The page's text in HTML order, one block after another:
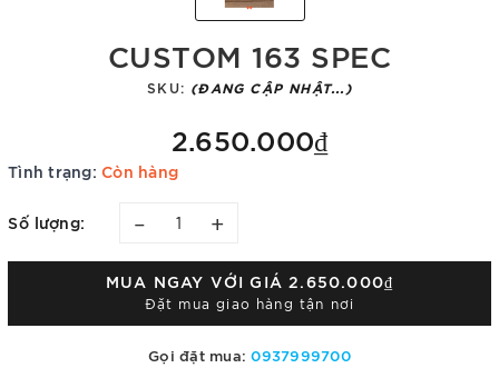
CUSTOM 163 SPEC
SKU: (ĐANG CẬP NHẬT...)
2.650.000₫
Tình trạng: Còn hàng
Số lượng: – +
MUA NGAY VỚI GIÁ2.650.000₫
Đặt mua giao hàng tận nơi
Gọi đặt mua:0937999700